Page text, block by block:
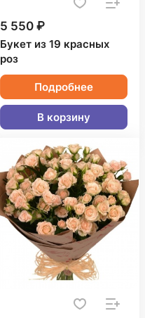
5 550 ₽
Букет из 19 красных
роз
Подробнее
В корзину